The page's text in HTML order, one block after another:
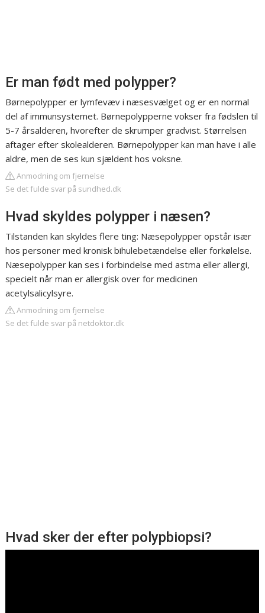
Er man født med polypper?
Børnepolypper er lymfevæv i næsesvælget og er en normal
del af immunsystemet. Børnepolypperne vokser fra fødslen til
5-7 årsalderen, hvorefter de skrumper gradvist. Størrelsen
aftager efter skolealderen. Børnepolypper kan man have i alle
aldre, men de ses kun sjældent hos voksne.
Anmodning om fjernelse
Se det fulde svar på sundhed.dk
Hvad skyldes polypper i næsen?
Tilstanden kan skyldes flere ting: Næsepolypper opstår især
hos personer med kronisk bihulebetændelse eller forkølelse.
Næsepolypper kan ses i forbindelse med astma eller allergi,
specielt når man er allergisk over for medicinen
acetylsalicylsyre.
Anmodning om fjernelse
Se det fulde svar på netdoktor.dk
Hvad sker der efter polypbiopsi?